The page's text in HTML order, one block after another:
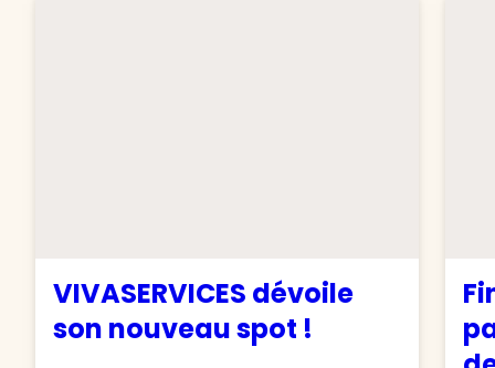
VIVASERVICES dévoile
son nouveau spot !